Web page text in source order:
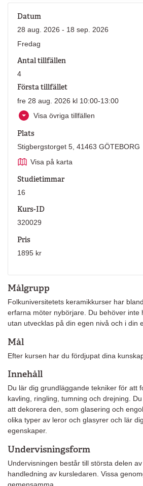
Målgrupp
Folkuniversitetets keramikkurser har
erfarna möter nybörjare. Du behöver inte
utan utvecklas på din egen nivå och i din
Mål
Efter kursen har du fördjupat dina
Innehåll
Du lär dig grundläggande tekniker för att
kavling, ringling, tumning och drejning.
att dekorera den, som glasering och
olika typer av leror och glasyrer och lär
egenskaper.
Undervisningsform
Undervisningen består till största delen
handledning av kursledaren. Vissa
gemensamma.
Datum
28 aug. 2026 - 18 sep. 2026
Fredag
Antal tillfällen
4
Första tillfället
fre 28 aug. 2026 kl 10:00-13:00
Visa övriga tillfällen
Plats
Stigbergstorget 5, 41463 GÖTEBORG
Visa på karta
Studietimmar
16
Kurs-ID
320029
Pris
1895 kr